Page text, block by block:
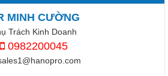
MINH CƯỜNG
Trách Kinh Doanh
0982200045